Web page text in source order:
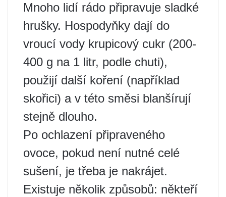
Mnoho lidí rádo připravuje sladké
hrušky. Hospodyňky dají do
vroucí vody krupicový cukr (200-
400 g na 1 litr, podle chuti),
použijí další koření (například
skořici) a v této směsi blanšírují
stejně dlouho.
Po ochlazení připraveného
ovoce, pokud není nutné celé
sušení, je třeba je nakrájet.
Existuje několik způsobů: někteří